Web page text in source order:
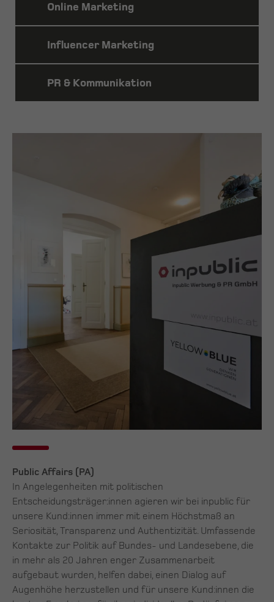
ERFAHREN
Online Marketing
ERFAHREN
Influencer Marketing
ERFAHREN
PR & Kommunikation
Public Affairs (PA)
In Angelegenheiten mit politischen
Entscheidungsträger:innen agieren wir bei inpublic für
unsere Kund:innen immer mit einem Höchstmaß an
Seriosität, Transparenz und Authentizität. Umfassende
Kontakte zur Politik auf Bundes- und Landesebene, die
in mehr als 20 Jahren enger Zusammenarbeit
aufgebaut wurden, helfen dabei, einen Dialog auf
Augenhöhe herzustellen und für unsere Kund:innen die